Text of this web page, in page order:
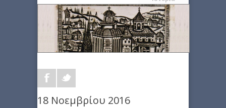
18 Νοεμβρίου 2016